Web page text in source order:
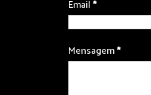
Email*
Mensagem*